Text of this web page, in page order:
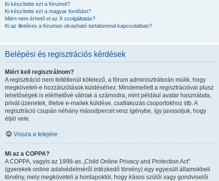
Ki készítette ezt a fórumot?
Ki készítette ezt a magyar fordítást?
Miért nem érhető el az X szolgáltatás?
Ki az illetékes a fórumon olvasható tartalommal kapcsolatban?
Belépési és regisztrációs kérdések
Miért kell regisztrálnom?
A regisztráció nem feltétlenül kötelező, a fórum adminisztrátorán múlik, hogy
megköveteli-e hozzászólások küldéséhez. Mindemellett a regisztrációval plusz
lehetőségek is elérhetővé válnak a számodra, mint például avatar használata,
privát üzenetek, illetve e-mailek küldése, csatlakozás csoportokhoz stb. A
regisztráció csupán néhány másodpercet vesz igénybe, így javasoljuk, hogy
éljél vele.
Vissza a tetejére
Mi az a COPPA?
A COPPA, vagyis az 1998-as „Child Online Privacy and Protection Act”
(gyerekek online adatvédelméről intézkedő törvény) egy egyesült államokbeli
törvény, mely megköveteli a honlapoktól, hogy írásos szülői vagy gondviselői